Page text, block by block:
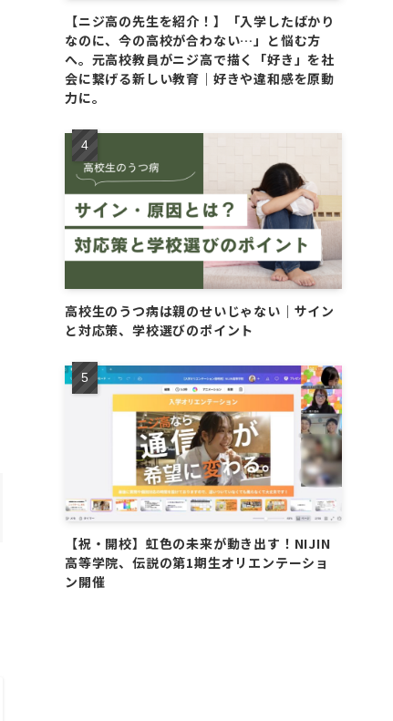
【ニジ高の先生を紹介！】「入学したばかり
なのに、今の高校が合わない…」と悩む方
へ。元高校教員がニジ高で描く「好き」を社
会に繋げる新しい教育｜好きや違和感を原動
力に。
高校生のうつ病は親のせいじゃない｜サイン
と対応策、学校選びのポイント
【祝・開校】虹色の未来が動き出す！NIJIN
高等学院、伝説の第1期生オリエンテーショ
ン開催